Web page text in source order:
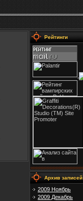
Рейтинги
Архив записей
2009 Ноябрь
2009 Декабрь